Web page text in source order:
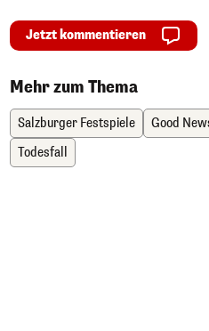
Jetzt kommentieren
Mehr zum Thema
Salzburger Festspiele Good
Todesfall